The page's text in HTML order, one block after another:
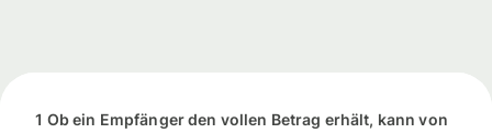
1 Ob ein Empfänger den vollen Betrag erhält, kann von